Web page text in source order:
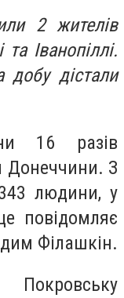
2 жителів
Іванопіллі.
дістали
16 разів
Донеччини. З
людини, у
повідомляє
Філашкін.